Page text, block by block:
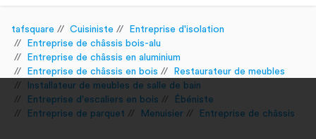
tafsquare Cuisiniste
Entreprise d'isolation
Entreprise de châssis bois-alu
Entreprise de châssis en aluminium
Entreprise de châssis en bois
Restaurateur de meubles
Installateur de meubles de salle de bain
Entreprise d'escaliers en bois
Ébéniste
Entreprise de parquet
Menuisier Entreprise de châssis